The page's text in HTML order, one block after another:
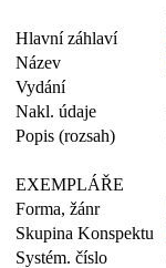
Hlavní záhlaví
Název
Vydání
Nakl. údaje
Popis (rozsah)
EXEMPLÁŘE
Forma, žánr
Skupina Konspektu
Systém. číslo